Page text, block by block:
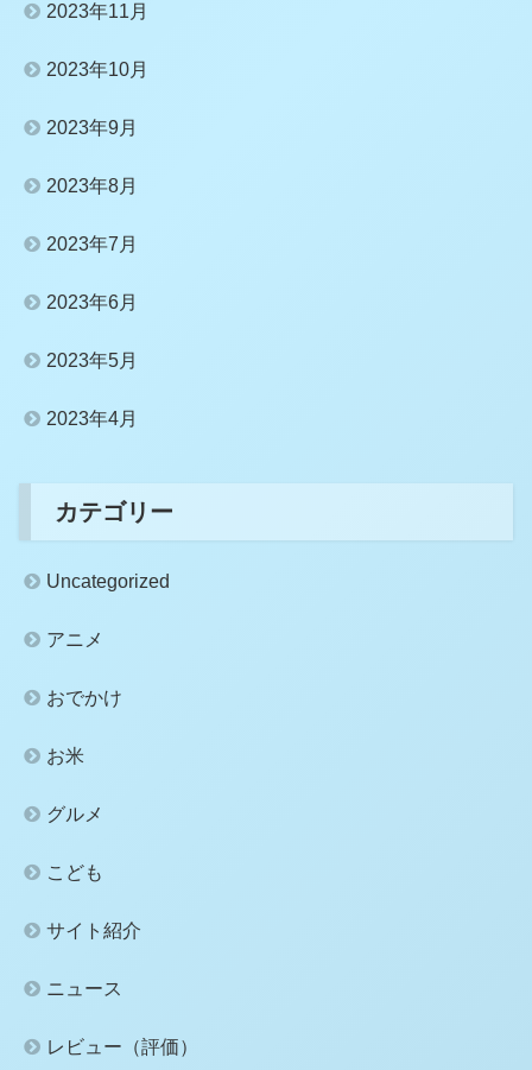
2023年11月
2023年10月
2023年9月
2023年8月
2023年7月
2023年6月
2023年5月
2023年4月
カテゴリー
Uncategorized
アニメ
おでかけ
お米
グルメ
こども
サイト紹介
ニュース
レビュー（評価）